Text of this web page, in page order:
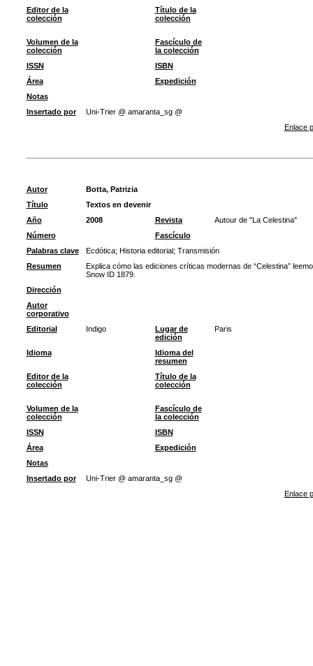
Editor de la
colección
Título de la
colección
Volumen de la
colección
Fascículo de
la colección
ISSN
ISBN
Área
Expedición
Notas
Insertado por
Uni-Trier @ amaranta_sg @
Enlace
Autor
Botta, Patrizia
Título
Textos en devenir
Año
2008 Revista
Autour de "La Celestina"
Número
Fascículo
Palabras clave
Ecdótica; Historia editorial; Transmisión
Resumen
Explica cómo las ediciones críticas modernas de “Celestina”
Snow ID 1879.
Dirección
Autor
corporativo
Editorial
Indigo
Lugar de
edición
Paris
Idioma
Idioma del
resumen
Editor de la
colección
Título de la
colección
Volumen de la
colección
Fascículo de
la colección
ISSN
ISBN
Área
Expedición
Notas
Insertado por
Uni-Trier @ amaranta_sg @
Enlace